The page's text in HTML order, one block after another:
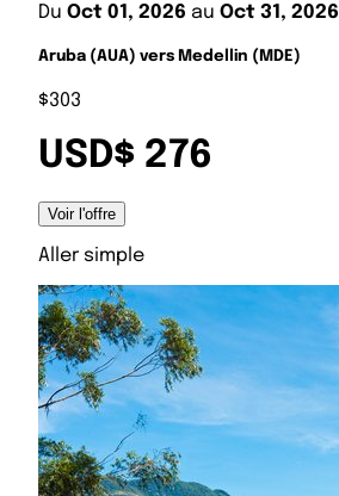
Du Oct 01, 2026 au Oct 31, 2026
Aruba (AUA) vers Medellin (MDE)
$303
USD$ 276
Voir l'offre
Aller simple